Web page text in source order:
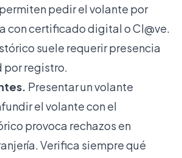
pedir el volante por
con certificado digital o Cl@ve.
suele requerir presencia
registro.
Presentar un volante
el volante con el
provoca rechazos en
Verifica siempre qué